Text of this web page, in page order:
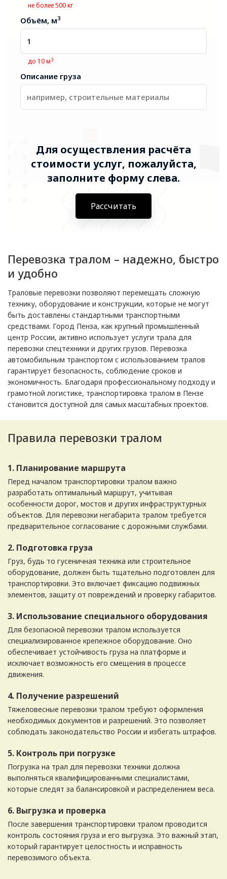
не более 500 кг
Объём, м3
до 10 м3
Описание груза
Для осуществления расчёта
стоимости услуг, пожалуйста,
заполните форму слева.
Рассчитать
Перевозка тралом – надежно, быстро
и удобно
Траловые перевозки позволяют перемещать сложную
технику, оборудование и конструкции, которые не могут
быть доставлены стандартными транспортными
средствами. Город Пенза, как крупный промышленный
центр России, активно использует услуги трала для
перевозки спецтехники и других грузов. Перевозка
автомобильным транспортом с использованием тралов
гарантирует безопасность, соблюдение сроков и
экономичность. Благодаря профессиональному подходу и
грамотной логистике, транспортировка тралом в Пензе
становится доступной для самых масштабных проектов.
Правила перевозки тралом
1. Планирование маршрута
Перед началом транспортировки тралом важно
разработать оптимальный маршрут, учитывая
особенности дорог, мостов и других инфраструктурных
объектов. Для перевозки негабарита тралом требуется
предварительное согласование с дорожными службами.
2. Подготовка груза
Груз, будь то гусеничная техника или строительное
оборудование, должен быть тщательно подготовлен для
транспортировки. Это включает фиксацию подвижных
элементов, защиту от повреждений и проверку габаритов.
3. Использование специального оборудования
Для безопасной перевозки тралом используется
специализированное крепежное оборудование. Оно
обеспечивает устойчивость груза на платформе и
исключает возможность его смещения в процессе
движения.
4. Получение разрешений
Тяжеловесные перевозки тралом требуют оформления
необходимых документов и разрешений. Это позволяет
соблюдать законодательство России и избегать штрафов.
5. Контроль при погрузке
Погрузка на трал для перевозки техники должна
выполняться квалифицированными специалистами,
которые следят за балансировкой и распределением веса.
6. Выгрузка и проверка
После завершения транспортировки тралом проводится
контроль состояния груза и его выгрузка. Это важный этап,
который гарантирует целостность и исправность
перевозимого объекта.